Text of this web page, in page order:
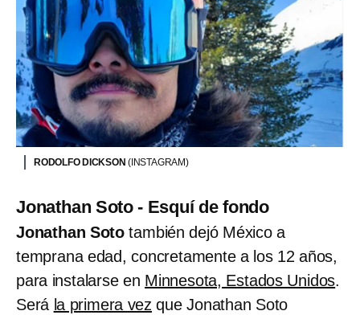
RODOLFO DICKSON (INSTAGRAM)
Jonathan Soto - Esquí de fondo
Jonathan Soto también dejó México a
temprana edad, concretamente a los 12 años,
para instalarse en Minnesota, Estados Unidos.
Será la primera vez que Jonathan Soto